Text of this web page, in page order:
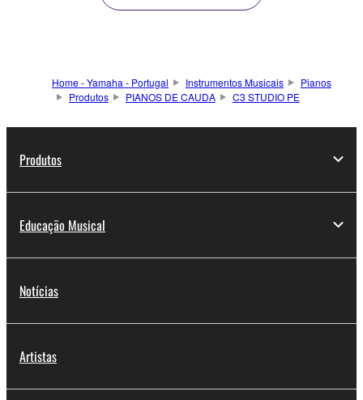
Home - Yamaha - Portugal Instrumentos Musicais
Pianos
Produtos
PIANOS DE CAUDA C3 STUDIO PE
Produtos
Educação Musical
Notícias
Artistas